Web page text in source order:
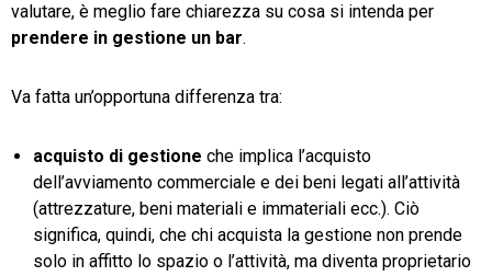
valutare, è meglio fare chiarezza su cosa si intenda per
prendere in gestione un bar.
Va fatta un’opportuna differenza tra:
acquisto di gestione che implica l’acquisto
dell’avviamento commerciale e dei beni legati all’attività
(attrezzature, beni materiali e immateriali ecc.). Ciò
significa, quindi, che chi acquista la gestione non prende
solo in affitto lo spazio o l’attività, ma diventa proprietario